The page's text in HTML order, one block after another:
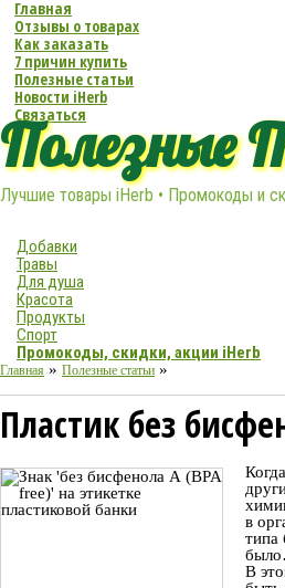
Главная
Отзывы о товарах
Как заказать
7 причин купить
Полезные статьи
Новости iHerb
Связаться
Полезные
Лучшие товары iHerb • Промокоды и
Добавки
Травы
Для душа
Красота
Продукты
Спорт
Промокоды, скидки, акции iHerb
Главная » Полезные статьи »
Пластик без
в
типа
В